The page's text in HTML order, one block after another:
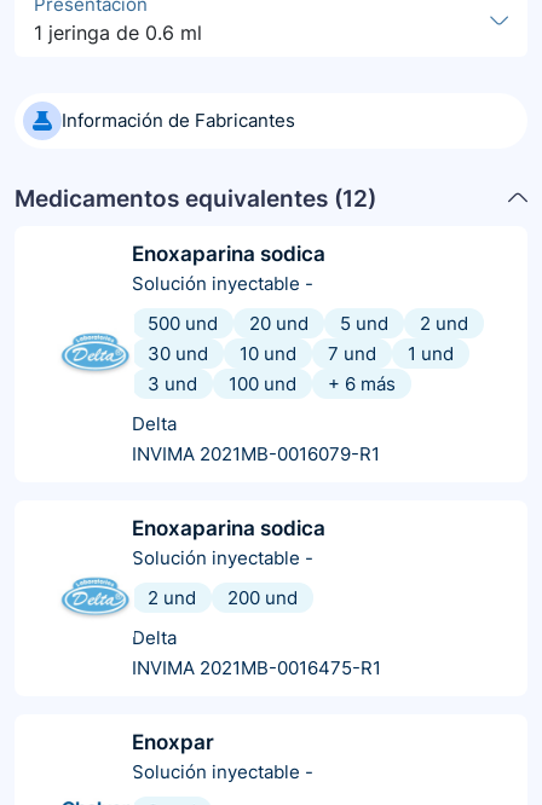
1 jeringa de 0.6 ml
Información de Fabricantes
Medicamentos equivalentes (12)
Enoxaparina sodica
Solución inyectable -
500 und
20 und 5 und
2 und
30 und
10 und 7 und
1 und
3 und
100 und + 6 más
Delta
INVIMA 2021MB-0016079-R1
Enoxaparina sodica
Solución inyectable -
2 und
200 und
Delta
INVIMA 2021MB-0016475-R1
Enoxpar
Solución inyectable -